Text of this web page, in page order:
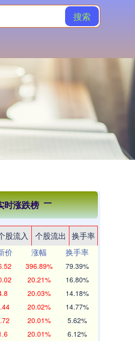
搜索
时涨跌榜
股流入 个股流出
换手率
价 涨幅
换手率
396.89% 79.39%
20.21% 16.80%
20.03% 14.18%
20.02% 14.77%
20.01% 5.62%
20.01% 6.12%